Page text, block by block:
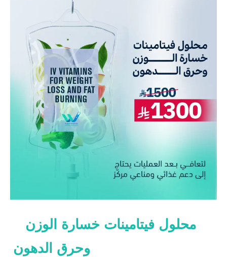
وحرق الدهون